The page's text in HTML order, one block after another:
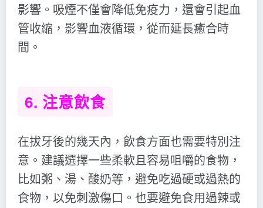
影響。吸煙不僅會降低免疫力，還會引起血
管收縮，影響血液循環，從而延長癒合時
間。
6. 注意飲食
在拔牙後的幾天內，飲食方面也需要特別注
意。建議選擇一些柔軟且容易咀嚼的食物，
比如粥、湯、酸奶等，避免吃過硬或過熱的
食物，以免刺激傷口。也要避免食用過辣或